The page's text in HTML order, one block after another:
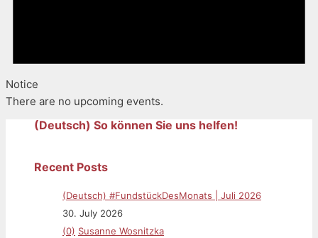
Notice
There are no upcoming events.
(Deutsch) So können Sie uns helfen!
Recent Posts
(Deutsch) #FundstückDesMonats | Juli 2026
30. July 2026
(0) Susanne Wosnitzka